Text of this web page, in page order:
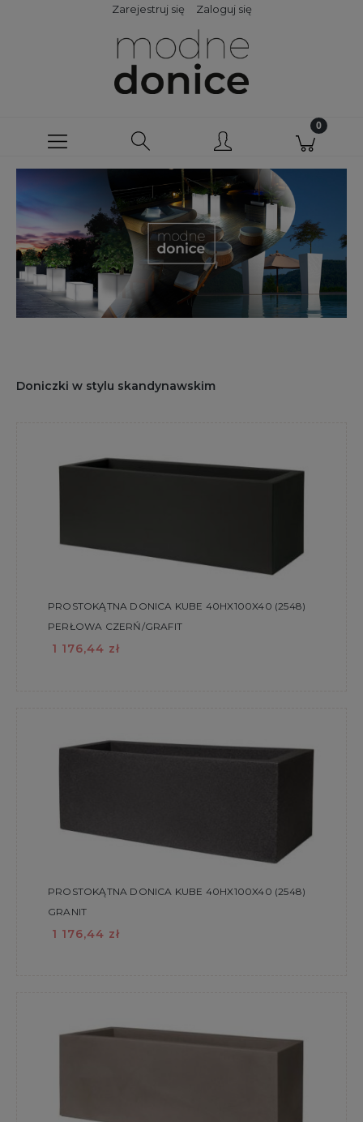
Zarejestruj się Zaloguj się
Doniczki w stylu skandynawskim
PROSTOKĄTNA DONICA KUBE 40HX100X40 (2548)
PERŁOWA CZERŃ/GRAFIT
1 176,44 zł
PROSTOKĄTNA DONICA KUBE 40HX100X40 (2548)
GRANIT
1 176,44 zł